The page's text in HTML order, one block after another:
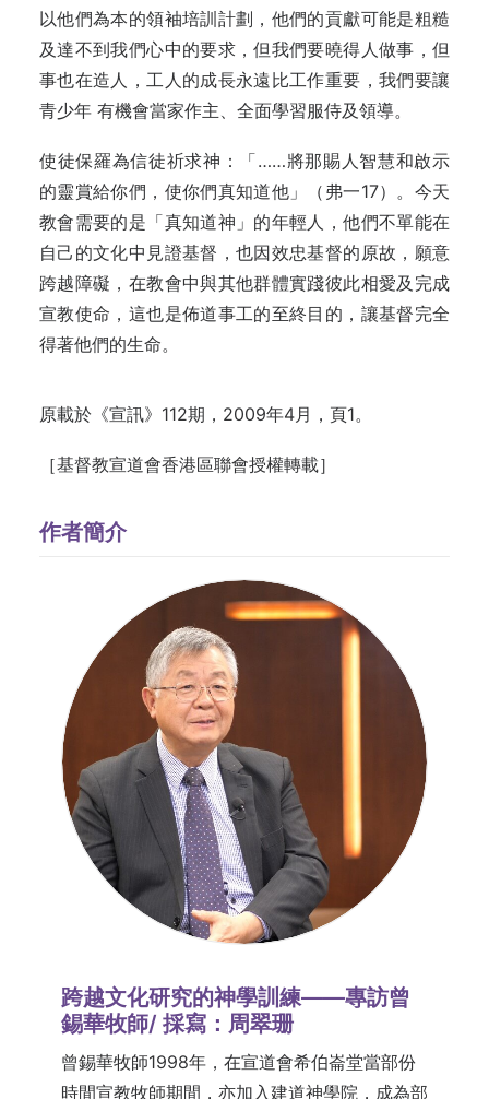
以他們為本的領袖培訓計劃，他們的貢獻可能是粗糙
及達不到我們心中的要求，但我們要曉得人做事，但
事也在造人，工人的成長永遠比工作重要，我們要讓
青少年 有機會當家作主、全面學習服侍及領導。
使徒保羅為信徒祈求神：「……將那賜人智慧和啟示
的靈賞給你們，使你們真知道他」（弗一17）。今天
教會需要的是「真知道神」的年輕人，他們不單能在
自己的文化中見證基督，也因效忠基督的原故，願意
跨越障礙，在教會中與其他群體實踐彼此相愛及完成
宣教使命，這也是佈道事工的至終目的，讓基督完全
得著他們的生命。
原載於《宣訊》112期，2009年4月，頁1。
［基督教宣道會香港區聯會授權轉載］
作者簡介
跨越文化研究的神學訓練——專訪曾
錫華牧師/ 採寫：周翠珊
曾錫華牧師1998年，在宣道會希伯崙堂當部份
時間宣教牧師期間，亦加入建道神學院，成為部